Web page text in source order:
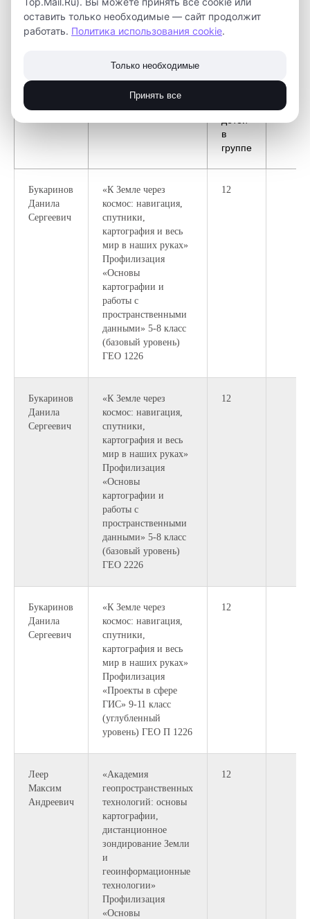
Гео квантум
в
группе
Пн
Букаринов
Данила
Сергеевич
«К Земле через
космос: навигация,
спутники,
картография и весь
мир в наших руках»
Профилизация
«Основы
картографии и
работы с
пространственными
данными» 5-8 класс
(базовый уровень)
ГЕО 1226
12
Букаринов
Данила
Сергеевич
«К Земле через
космос: навигация,
спутники,
картография и весь
мир в наших руках»
Профилизация
«Основы
картографии и
работы с
пространственными
данными» 5-8 класс
(базовый уровень)
ГЕО 2226
12
Букаринов
Данила
Сергеевич
«К Земле через
космос: навигация,
спутники,
картография и весь
мир в наших руках»
Профилизация
«Проекты в сфере
ГИС» 9-11 класс
(углубленный
уровень) ГЕО П 1226
12
Леер
Максим
Андреевич
«Академия
геопространственных
технологий: основы
картографии,
дистанционное
зондирование Земли
и
геоинформационные
технологии»
Профилизация
«Основы
12
оставить только необходимые — сайт продолжит
работать. Политика использования cookie.
Только необходимые
Принять все